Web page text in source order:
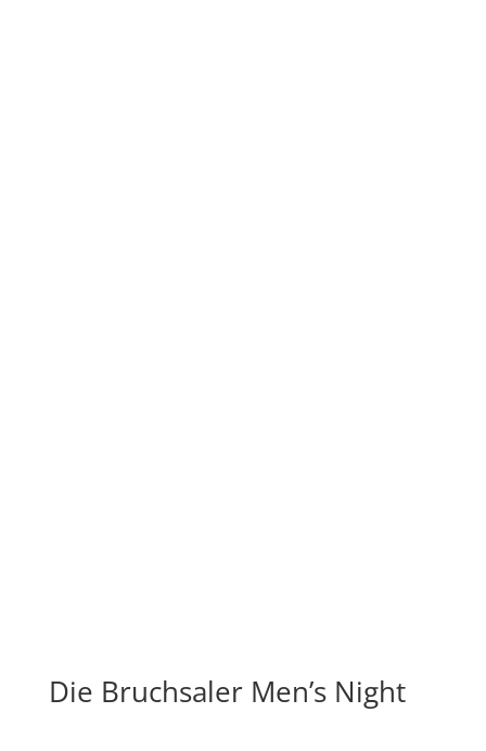
Die Bruchsaler Men’s Night